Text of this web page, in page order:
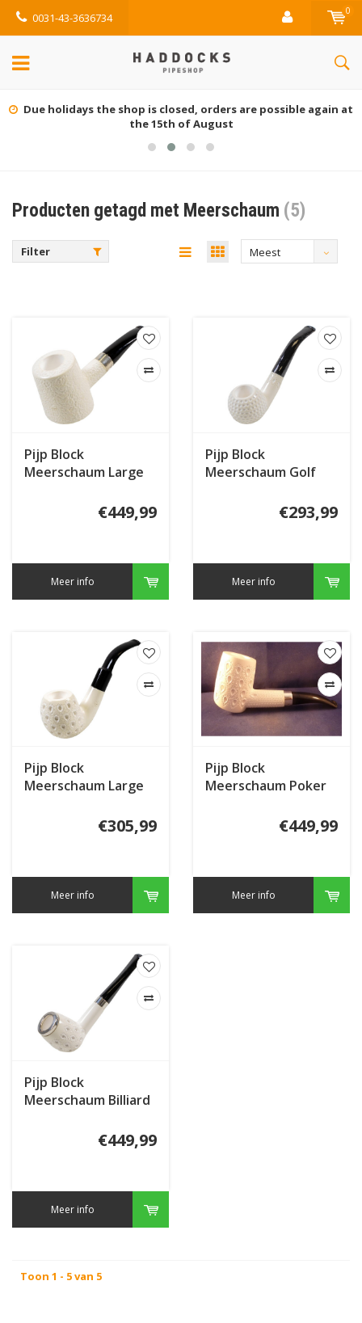
0031-43-3636734 0
Due holidays the shop is closed, orders are possible again at
the 15th of August
Producten getagd met Meerschaum (5)
Filter
Meest
Pijp Block
Meerschaum Large
€449,99
Meer info
Pijp Block
Meerschaum Golf
€293,99
Meer info
Pijp Block
Meerschaum Large
€305,99
Meer info
Pijp Block
Meerschaum Poker
€449,99
Meer info
Pijp Block
Meerschaum Billiard
€449,99
Meer info
Toon 1 - 5 van 5